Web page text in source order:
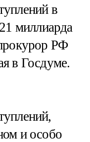
в
миллиарда
РФ
в Госдуме.
и особо